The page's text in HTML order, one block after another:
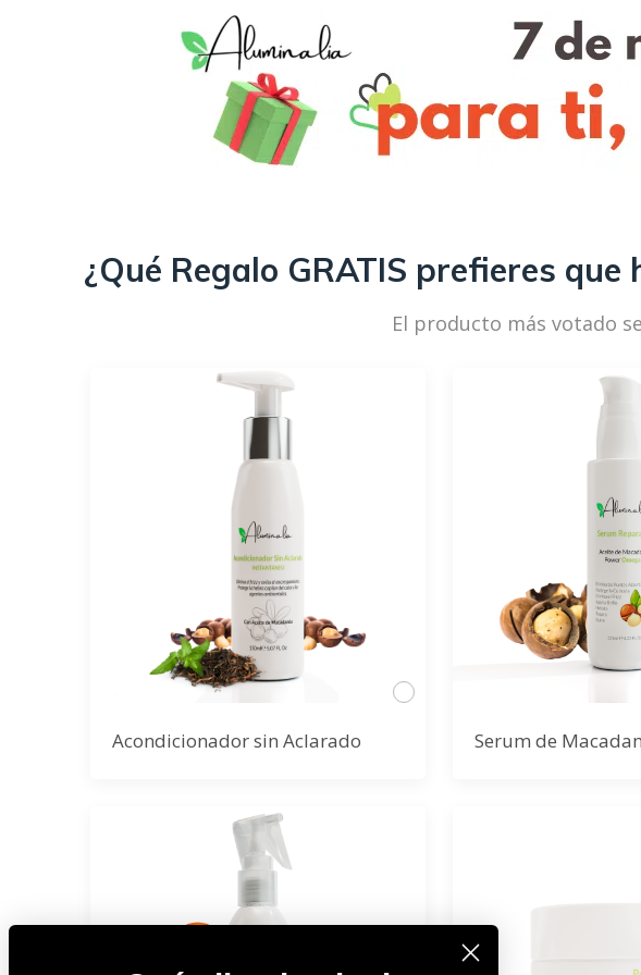
¿Qué Regalo GRATIS prefieres
El producto más votado
Acondicionador sin Aclarado Serum de